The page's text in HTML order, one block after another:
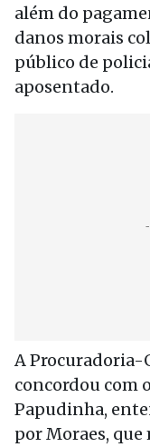
além do
danos morais
público de
aposentado.
A Procuradoria-
concordou com
Papudinha,
por Moraes,